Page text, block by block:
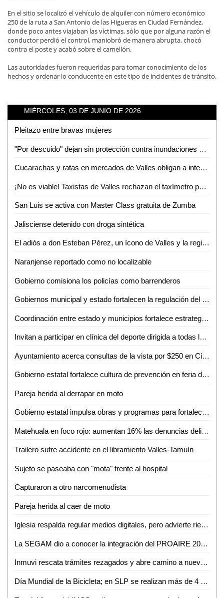
En el sitio se localizó el vehículo de alquiler con número económico
250 de la ruta a San Antonio de las Higueras en Ciudad Fernández,
donde poco antes viajaban las víctimas, sólo que por alguna razón el
conductor perdió el control, maniobró de manera abrupta, chocó
contra el poste y acabó sobre el camellón.
Las autoridades fueron requeridas para tomar conocimiento de los
hechos y ordenar lo conducente en este tipo de incidentes de tránsito.
MIÉRCOLES, 03 DE JUNIO DE 2026
Pleitazo entre bravas mujeres
"Por descuido" dejan sin protección contra inundaciones a colonias de Tamuín
Cucarachas y ratas en mercados de Valles obligan a intensas jornadas de sanitización
¡No es viable! Taxistas de Valles rechazan el taxímetro por baja demanda de viajes
San Luis se activa con Master Class gratuita de Zumba
Jalisciense detenido con droga sintética
El adiós a don Esteban Pérez, un ícono de Valles y la región
Naranjense reportado como no localizable
Gobierno comisiona los policías como barrenderos
Gobiernos municipal y estado fortalecen la regulación del transporte turístico en Ciudad Valles
Coordinación entre estado y municipios fortalece estrategia de seguridad en la huasteca
Invitan a participar en clínica del deporte dirigida a todas las disciplinas en Ciudad Valles
Ayuntamiento acerca consultas de la vista por $250 en Ciudad Valles
Gobierno estatal fortalece cultura de prevención en feria de seguridad y medio ambiente
Pareja herida al derrapar en moto
Gobierno estatal impulsa obras y programas para fortalecer el acceso al agua
Matehuala en foco rojo: aumentan 16% las denuncias delictivas en un año
Trailero sufre accidente en el libramiento Valles-Tamuín
Sujeto se paseaba con "mota" frente al hospital
Capturaron a otro narcomenudista
Pareja herida al caer de moto
Iglesia respalda regular medios digitales, pero advierte riesgo de caer en el autoritarismo
La SEGAM dio a conocer la integración del PROAIRE 2026-2036 para fortalecer la calidad del aire en la zona metropolitana
Inmuvi rescata trámites rezagados y abre camino a nuevas escrituraciones en Ciudad Valles
Día Mundial de la Bicicleta; en SLP se realizan más de 4 mil 500 viajes diarios